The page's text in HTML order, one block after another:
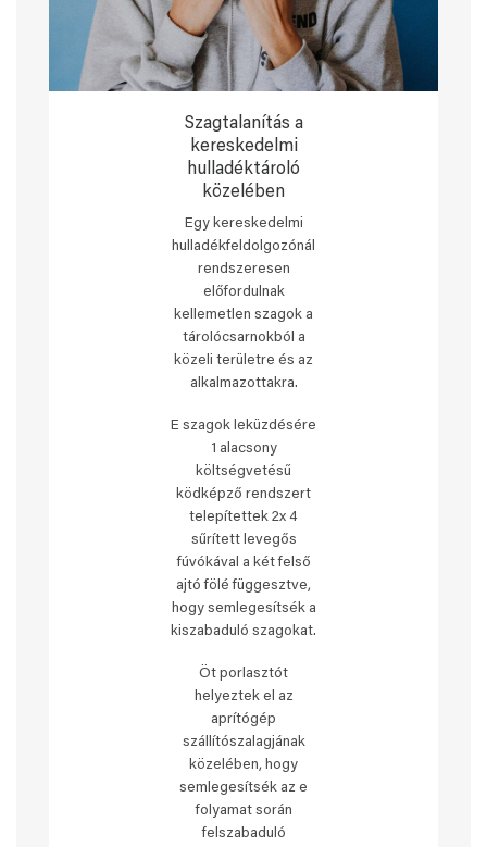
Szagtalanítás a
kereskedelmi
hulladéktároló
közelében
Egy kereskedelmi
hulladékfeldolgozónál
rendszeresen
előfordulnak
kellemetlen szagok a
tárolócsarnokból a
közeli területre és az
alkalmazottakra.
E szagok leküzdésére
1 alacsony
költségvetésű
ködképző rendszert
telepítettek 2x 4
sűrített levegős
fúvókával a két felső
ajtó fölé függesztve,
hogy semlegesítsék a
kiszabaduló szagokat.
Öt porlasztót
helyeztek el az
aprítógép
szállítószalagjának
közelében, hogy
semlegesítsék az e
folyamat során
felszabaduló